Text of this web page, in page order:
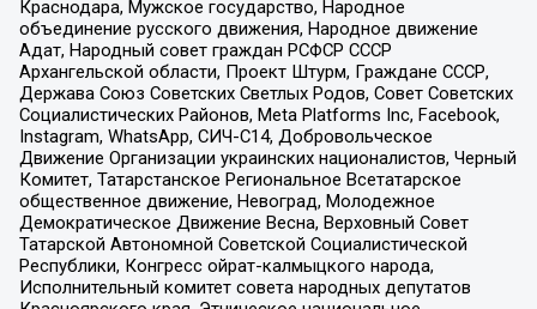
Краснодара, Мужское государство, Народное
объединение русского движения, Народное движение
Адат, Народный совет граждан РСФСР СССР
Архангельской области, Проект Штурм, Граждане СССР,
Держава Союз Советских Светлых Родов, Совет Советских
Социалистических Районов, Meta Platforms Inc, Facebook,
Instagram, WhatsApp, СИЧ-С14, Добровольческое
Движение Организации украинских националистов, Черный
Комитет, Татарстанское Региональное Всетатарское
общественное движение, Невоград, Молодежное
Демократическое Движение Весна, Верховный Совет
Татарской Автономной Советской Социалистической
Республики, Конгресс ойрат-калмыцкого народа,
Исполнительный комитет совета народных депутатов